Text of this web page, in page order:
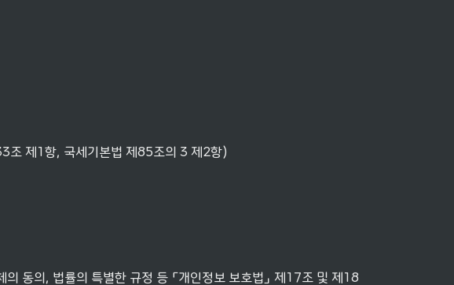
조 제1항, 국세기본법 제85조의 3 제2항)
동의, 법률의 특별한 규정 등 「개인정보 보호법」 제17조 및 제18